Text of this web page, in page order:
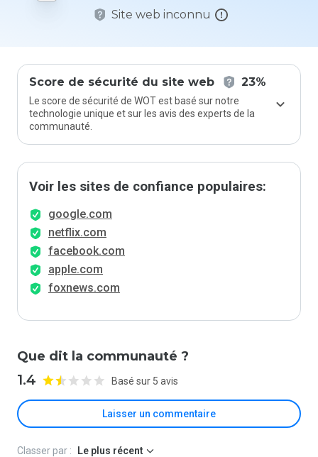
Site web inconnu
Score de sécurité du site web 23%
Le score de sécurité de WOT est basé sur notre
technologie unique et sur les avis des experts de la
communauté.
Voir les sites de confiance populaires:
google.com
netflix.com
facebook.com
apple.com
foxnews.com
Que dit la communauté ?
1.4 Basé sur 5 avis
Laisser un commentaire
Classer par : Le plus récent